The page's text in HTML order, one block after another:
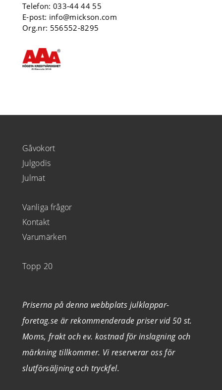
Telefon:033-44 44 55
E-post: info@mickson.com
Org.nr: 556552-8295
Gåvokort
Julgodis
Julmat
Vanliga frågor
Kontakt
Varumärken
Topp 20
Priserna på denna webbplats julklappar-
foretag.se är rekommenderade priser vid 50 st.
Moms, frakt och ev. kostnad för inslagning och
märkning tillkommer. Vi reserverar oss för
slutförsäljning och tryckfel.